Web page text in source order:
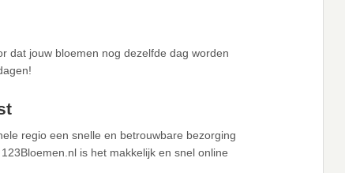
dat jouw bloemen nog dezelfde dag worden
regio een snelle en betrouwbare bezorging
is het makkelijk en snel online